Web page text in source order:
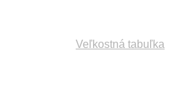
Veľkostná tabuľka